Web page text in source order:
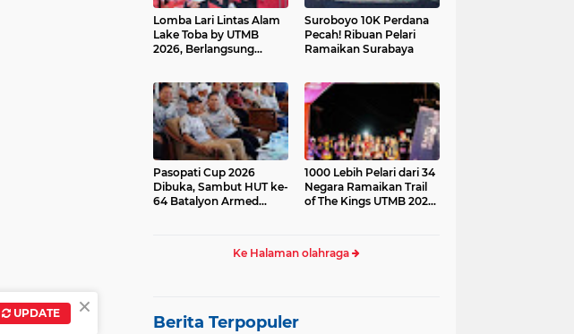
Lomba Lari Lintas Alam
Lake Toba by UTMB
2026, Berlangsung
Suroboyo 10K Perdana
Pecah! Ribuan Pelari
Ramaikan Surabaya
Pasopati Cup 2026
Dibuka, Sambut HUT ke-
64 Batalyon Armed
1000 Lebih Pelari dari 34
Negara Ramaikan Trail
of The Kings UTMB 2026
Ke Halaman olahraga
Berita Terpopuler
×
UPDATE